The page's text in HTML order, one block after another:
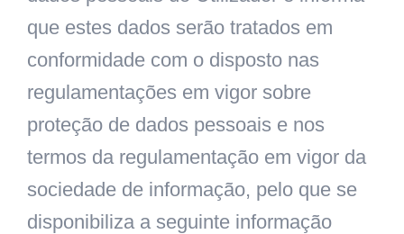
que estes dados serão tratados em
conformidade com o disposto nas
regulamentações em vigor sobre
proteção de dados pessoais e nos
termos da regulamentação em vigor da
sociedade de informação, pelo que se
disponibiliza a seguinte informação